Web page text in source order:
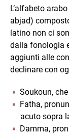
L’alfabeto
abjad)
latino non ci
dalla fonologia
aggiunti alle
declinare con
Soukoun,
Fatha,
acuto sopra
Damma,